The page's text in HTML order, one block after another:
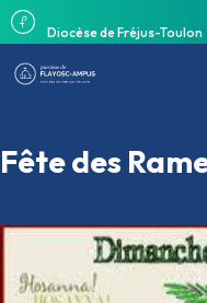
Diocèse de Fréjus-Toulon
Fête des